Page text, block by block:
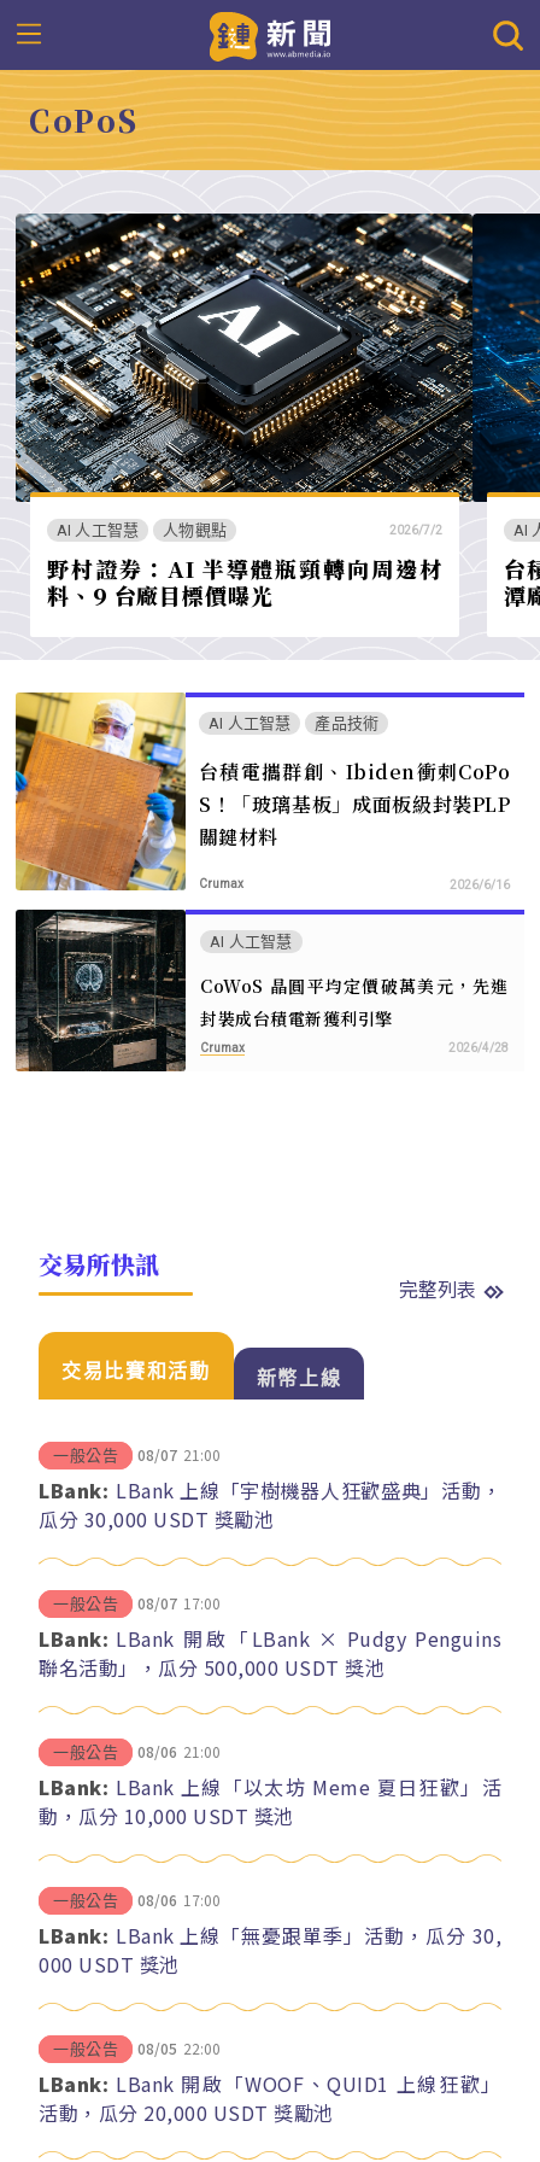
CoPoS
AI 人工智慧 人物觀點 2026/7/2
野村證券：AI 半導體瓶頸轉向周邊材
料、9 台廠目標價曝光
AI
台
潭
AI 人工智慧 產品技術
台積電攜群創、Ibiden衝刺CoPo
S！「玻璃基板」成面板級封裝PLP
關鍵材料
Crumax 2026/6/16
AI 人工智慧
CoWoS 晶圓平均定價破萬美元，先進
封裝成台積電新獲利引擎
Crumax 2026/4/28
交易所快訊
完整列表
交易比賽和活動 新幣上線
一般公告 08/07 21:00
LBank: LBank 上線「宇樹機器人狂歡盛典」活動，
瓜分 30,000 USDT 獎勵池
一般公告 08/07 17:00
LBank: LBank 開啟「LBank × Pudgy Penguins
聯名活動」，瓜分 500,000 USDT 獎池
一般公告 08/06 21:00
LBank: LBank 上線「以太坊 Meme 夏日狂歡」活
動，瓜分 10,000 USDT 獎池
一般公告 08/06 17:00
LBank: LBank 上線「無憂跟單季」活動，瓜分 30,
000 USDT 獎池
一般公告 08/05 22:00
LBank: LBank 開啟「WOOF、QUID1 上線狂歡」
活動，瓜分 20,000 USDT 獎勵池